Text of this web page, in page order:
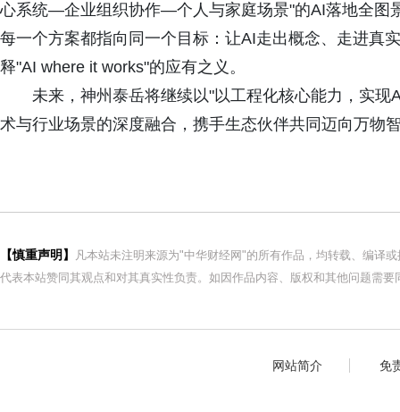
心系统—企业组织协作—个人与家庭场景"的AI落地全图
每一个方案都指向同一个目标：让AI走出概念、走进真
释"AI where it works"的应有之义。
未来，神州泰岳将继续以"以工程化核心能力，实
术与行业场景的深度融合，携手生态伙伴共同迈向万物
【慎重声明】
凡本站未注明来源为"中华财经网"的所有作品，均转载、编译
代表本站赞同其观点和对其真实性负责。如因作品内容、版权和其他问题需
网站简介 免